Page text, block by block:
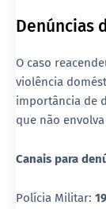
Denúncias
O caso
violência
importância de
que não
Canais para
Polícia Militar: